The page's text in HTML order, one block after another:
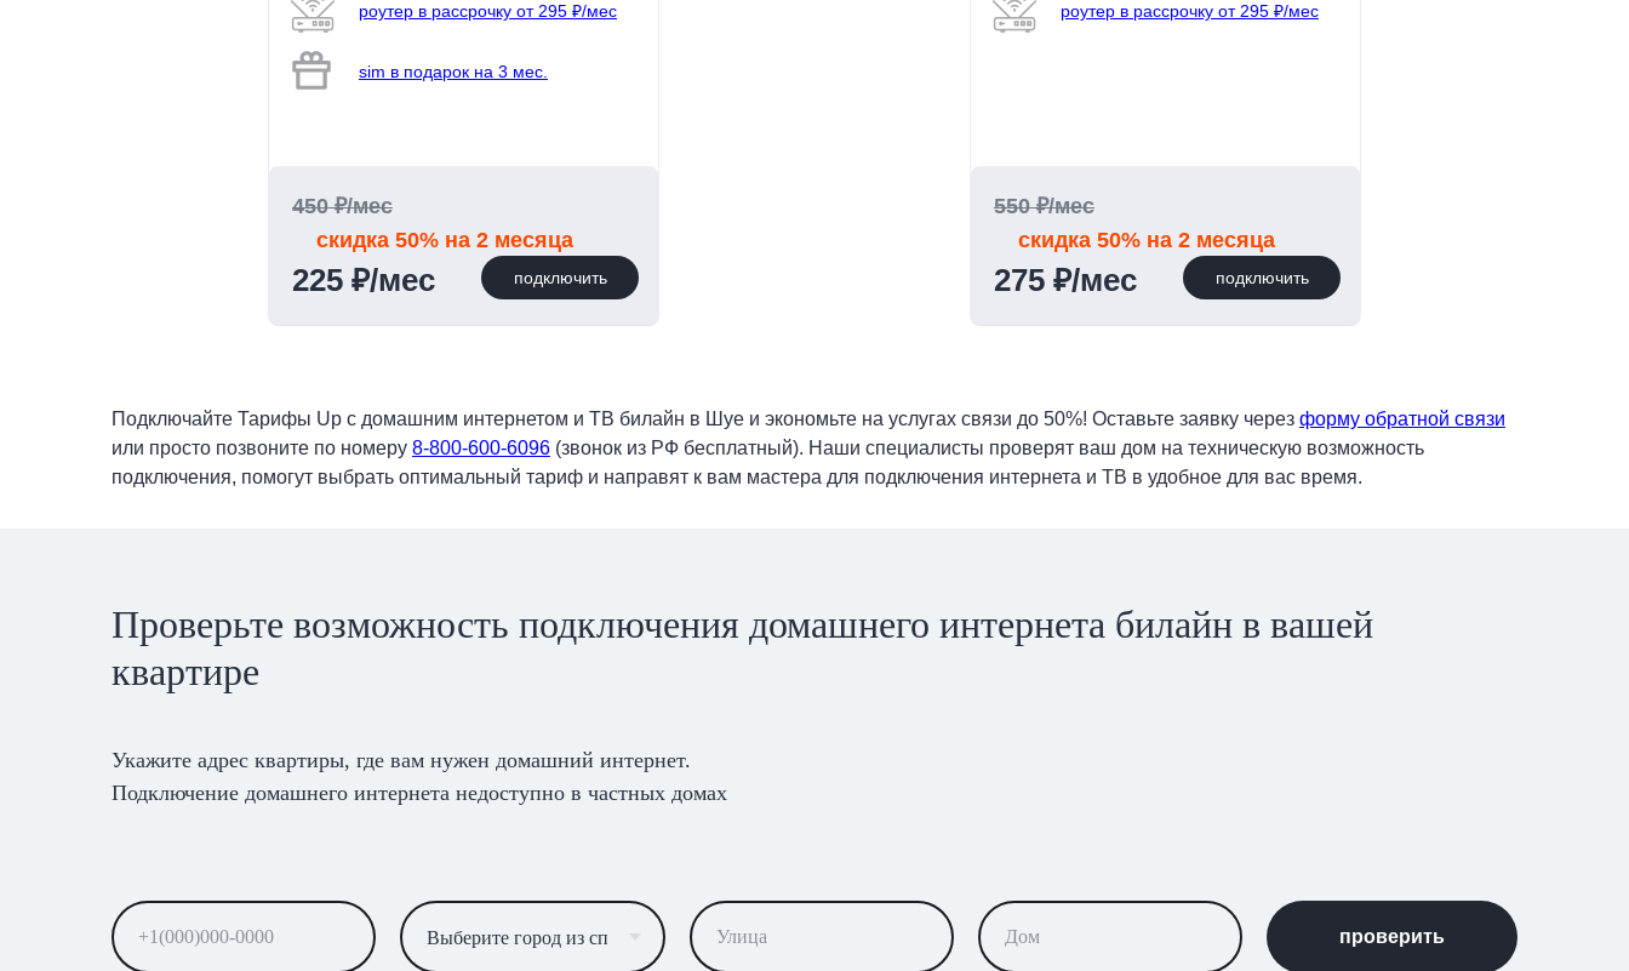
225 ₽/мес
450 ₽/мес
скидка 50% на 2 месяца
роутер в рассрочку от 295 ₽/мес
sim в подарок на 3 мес.
подключить 275 ₽/мес
550 ₽/мес
скидка 50% на 2 месяца
роутер в рассрочку от 295 ₽/мес
подключить
Подключайте Тарифы Up с домашним интернетом и ТВ билайн в Шуе и экономьте на услугах связи до 50%! Оставьте заявку через форму обратной связи
или просто позвоните по номеру 8-800-600-6096 (звонок из РФ бесплатный). Наши специалисты проверят ваш дом на техническую возможность
подключения, помогут выбрать оптимальный тариф и направят к вам мастера для подключения интернета и ТВ в удобное для вас время.
Проверьте возможность подключения домашнего интернета билайн в вашей
квартире
Укажите адрес квартиры, где вам нужен домашний интернет.
Подключение домашнего интернета недоступно в частных домах
проверить